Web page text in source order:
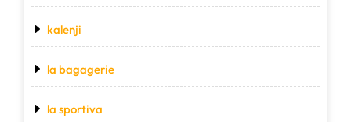
kalenji
la bagagerie
la sportiva